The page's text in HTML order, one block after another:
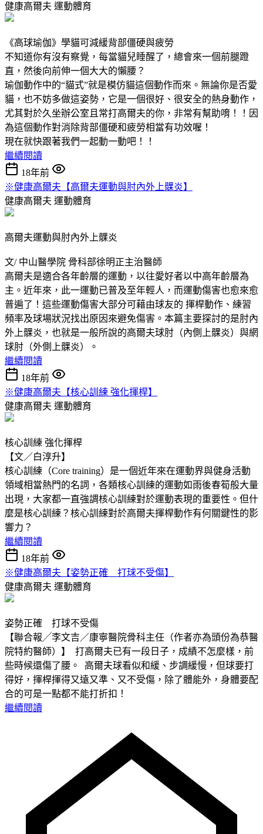
健康高爾夫 運動體育
《高球瑜伽》學貓可減緩背部僵硬與疲勞
不知道你有沒有察覺，每當貓兒睡醒了，總會來一個前腿蹬
直，然後向前伸一個大大的懶腰？
瑜伽動作中的“貓式”就是模仿貓這個動作而來。無論你是否愛
貓，也不妨多做這姿勢，它是一個很好、很安全的熱身動作，
尤其對於久坐辦公室且常打高爾夫的你，非常有幫助唷！！因
為這個動作對消除背部僵硬和疲勞相當有功效喔！
現在就快跟著我們一起動一動吧！！
繼續閱讀
18年前
※健康高爾夫【高爾夫運動與肘內外上髁炎】
健康高爾夫 運動體育
高爾夫運動與肘內外上髁炎
文/ 中山醫學院 骨科部徐明正主治醫師
高爾夫是適合各年齡層的運動，以往愛好者以中高年齡層為
主。近年來，此一運動已普及至年輕人，而運動傷害也愈來愈
普遍了！這些運動傷害大部分可藉由球友的 揮桿動作、練習
頻率及球場狀況找出原因來避免傷害。本篇主要探討的是肘內
外上髁炎，也就是一般所說的高爾夫球肘（內側上髁炎）與網
球肘（外側上髁炎）。
繼續閱讀
18年前
※健康高爾夫【核心訓練 強化揮桿】
健康高爾夫 運動體育
核心訓練 強化揮桿
【文／白淳升】
核心訓練（Core training）是一個近年來在運動界與健身活動
領域相當熱門的名詞，各類核心訓練的運動如雨後春筍般大量
出現，大家都一直強調核心訓練對於運動表現的重要性。但什
麼是核心訓練？核心訓練對於高爾夫揮桿動作有何關鍵性的影
響力？
繼續閱讀
18年前
※健康高爾夫【姿勢正確 打球不受傷】
健康高爾夫 運動體育
姿勢正確 打球不受傷
【聯合報╱李文吉／康寧醫院骨科主任（作者亦為頭份為恭醫
院特約醫師）】 打高爾夫已有一段日子，成績不怎麼樣，前
些時候還傷了腰。 高爾夫球看似和緩、步調緩慢，但球要打
得好，揮桿揮得又遠又準、又不受傷，除了體能外，身體要配
合的可是一點都不能打折扣！
繼續閱讀